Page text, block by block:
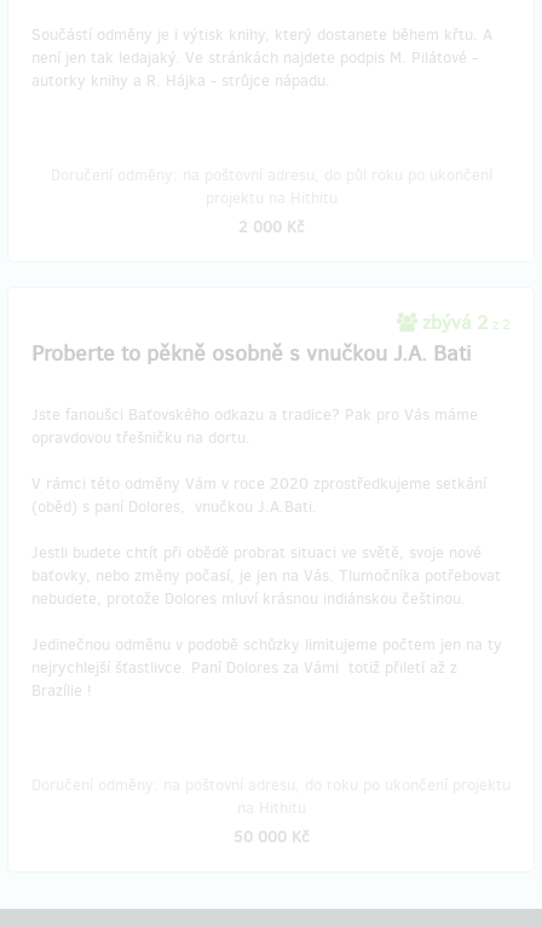
Součástí odměny je i výtisk knihy, který dostanete během křtu. A
není jen tak ledajaký. Ve stránkách najdete podpis M. Pilátové -
autorky knihy a R. Hájka - strůjce nápadu.
2 000 Kč
zbývá 2 z 2
Proberte to pěkně osobně s vnučkou J.A. Bati
Jste fanoušci Baťovského odkazu a tradice? Pak pro Vás máme
opravdovou třešničku na dortu.
V rámci této odměny Vám v roce 2020 zprostředkujeme setkání
(oběd) s paní Dolores, vnučkou J.A.Bati.
Jestli budete chtít při obědě probrat situaci ve světě, svoje nové
baťovky, nebo změny počasí, je jen na Vás. Tlumočníka potřebovat
nebudete, protože Dolores mluví krásnou indiánskou češtinou.
Jedinečnou odměnu v podobě schůzky limitujeme počtem jen na ty
nejrychlejší šťastlivce. Paní Dolores za Vámi totiž přiletí až z
Brazílie !
50 000 Kč